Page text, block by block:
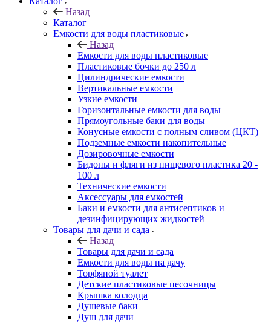
Назад
Каталог
Емкости для воды пластиковые
Назад
Емкости для воды пластиковые
Пластиковые бочки до 250 л
Цилиндрические емкости
Вертикальные емкости
Узкие емкости
Горизонтальные емкости для воды
Прямоугольные баки для воды
Конусные емкости с полным сливом (ЦКТ)
Подземные емкости накопительные
Дозировочные емкости
Бидоны и фляги из пищевого пластика 20 -
100 л
Технические емкости
Аксессуары для емкостей
Баки и емкости для антисептиков и
дезинфицирующих жидкостей
Товары для дачи и сада
Назад
Товары для дачи и сада
Емкости для воды на дачу
Торфяной туалет
Детские пластиковые песочницы
Крышка колодца
Душевые баки
Душ для дачи